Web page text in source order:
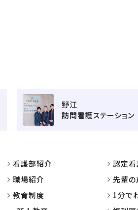
野江
訪問看護ステーション
看護部紹介
職場紹介
教育制度
認定
先輩の
1分で